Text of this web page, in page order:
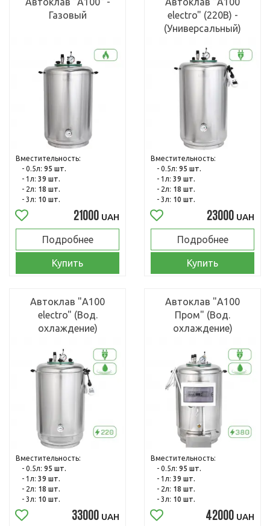
Газовый
Вместительность:
- 0.5л: 95 шт.
- 1л: 39 шт.
- 2л: 18 шт.
- 3л: 10 шт.
21000 UAH
Подробнее
Купить
electro" (220В) -
(Универсальный)
Вместительность:
- 0.5л: 95 шт.
- 1л: 39 шт.
- 2л: 18 шт.
- 3л: 10 шт.
23000 UAH
Подробнее
Купить
Автоклав "А100
electro" (Вод.
охлаждение)
Вместительность:
- 0.5л: 95 шт.
- 1л: 39 шт.
- 2л: 18 шт.
- 3л: 10 шт.
33000 UAH
Автоклав "А100
Пром" (Вод.
охлаждение)
Вместительность:
- 0.5л: 95 шт.
- 1л: 39 шт.
- 2л: 18 шт.
- 3л: 10 шт.
42000 UAH